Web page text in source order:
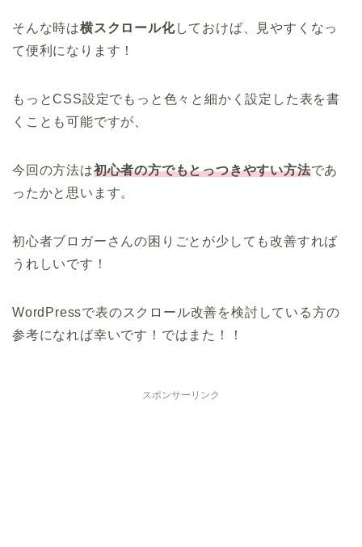
そんな時は横スクロール化しておけば、見やすくなっ
て便利になります！
もっとCSS設定でもっと色々と細かく設定した表を書
くことも可能ですが、
今回の方法は初心者の方でもとっつきやすい方法であ
ったかと思います。
初心者ブロガーさんの困りごとが少しても改善すれば
うれしいです！
WordPressで表のスクロール改善を検討している方の
参考になれば幸いです！ではまた！！
スポンサーリンク